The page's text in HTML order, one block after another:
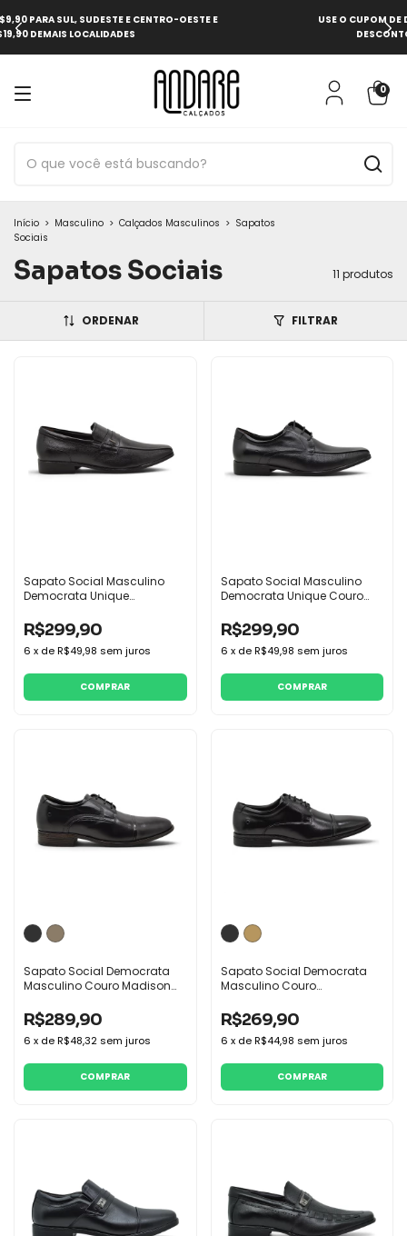
USE O CUPOM DE DESCONTO "PRIMEIRACOMPRA" PARA 10% DE
DESCONTO EM SUA PRIMEIRA COMPRA NO SITE
0
Início > Masculino > Calçados Masculinos > Sapatos
Sociais
Sapatos Sociais 11 produtos
ORDENAR FILTRAR
Sapato Social Masculino
Democrata Unique
R$299,90
6 x deR$49,98 sem juros
COMPRAR
Sapato Social Masculino
Democrata Unique Couro
R$299,90
6 x deR$49,98 sem juros
COMPRAR
Sapato Social Democrata
Masculino Couro Madison
R$289,90
6 x deR$48,32 sem juros
COMPRAR
Sapato Social Democrata
Masculino Couro
R$269,90
6 x deR$44,98 sem juros
COMPRAR